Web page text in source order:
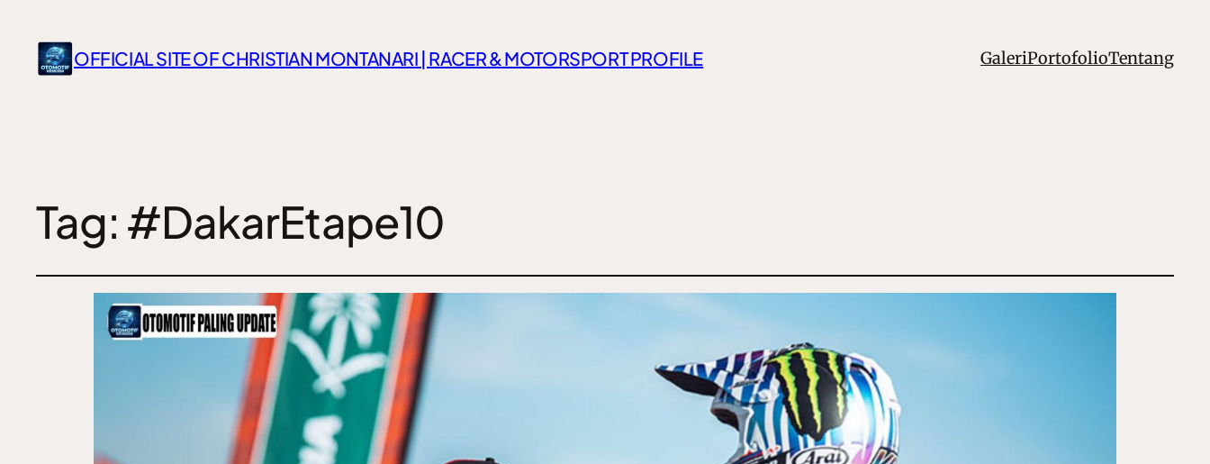
OFFICIAL SITE OF CHRISTIAN MONTANARI | RACER & MOTORSPORT PROFILE GaleriPortofolioTentang
Tag: #DakarEtape10